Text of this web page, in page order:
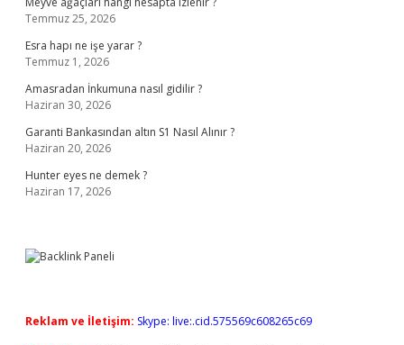
Temmuz 25, 2026
Esra hapı ne işe yarar ?
Temmuz 1, 2026
Amasradan İnkumuna nasıl gidilir ?
Haziran 30, 2026
Garanti Bankasından altın S1 Nasıl Alınır ?
Haziran 20, 2026
Hunter eyes ne demek ?
Haziran 17, 2026
Reklam ve İletişim: Skype: live:.cid.575569c608265c69